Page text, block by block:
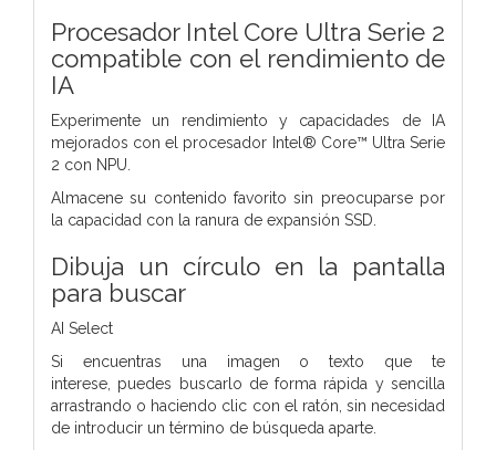
Procesador Intel Core Ultra Serie 2
compatible con el rendimiento de
IA
Experimente un rendimiento y capacidades de IA
mejorados con el procesador Intel® Core™ Ultra Serie
2 con NPU.
Almacene su contenido favorito sin preocuparse por
la capacidad con la ranura de expansión SSD.
Dibuja un círculo en la pantalla
para buscar
AI Select
Si encuentras una imagen o texto que te
interese, puedes buscarlo de forma rápida y sencilla
arrastrando o haciendo clic con el ratón, sin necesidad
de introducir un término de búsqueda aparte.